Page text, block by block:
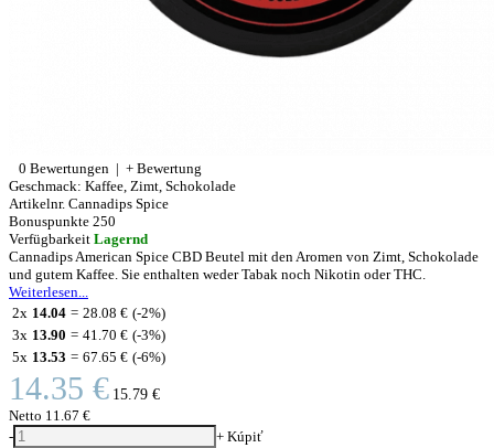
0 Bewertungen | + Bewertung
Geschmack: Kaffee, Zimt, Schokolade
Artikelnr. Cannadips Spice
Bonuspunkte 250
Verfügbarkeit Lagernd
Cannadips American Spice CBD Beutel mit den Aromen von Zimt, Schokolade
und gutem Kaffee. Sie enthalten weder Tabak noch Nikotin oder THC.
Weiterlesen...
2x 14.04 = 28.08 € (-2%)
3x 13.90 = 41.70 € (-3%)
5x 13.53 = 67.65 € (-6%)
14.35 € 15.79 €
Netto 11.67 €
-
+ Kúpiť